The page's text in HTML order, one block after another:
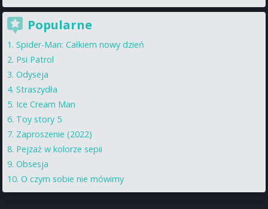
Popularne
Spider-Man: Całkiem nowy dzień
Psi Patrol
Odyseja
Straszydła
Ice Cream Man
Toy story 5
Zaproszenie (2022)
Pejzaż w kolorze sepii
Obsesja
O czym sobie nie mówimy